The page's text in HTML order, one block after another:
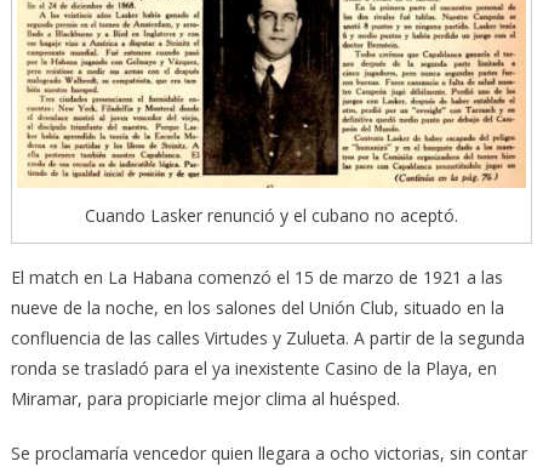
Cuando Lasker renunció y el cubano no aceptó.
El match en La Habana comenzó el 15 de marzo de 1921 a las
nueve de la noche, en los salones del Unión Club, situado en la
confluencia de las calles Virtudes y Zulueta. A partir de la segunda
ronda se trasladó para el ya inexistente Casino de la Playa, en
Miramar, para propiciarle mejor clima al huésped.
Se proclamaría vencedor quien llegara a ocho victorias, sin contar